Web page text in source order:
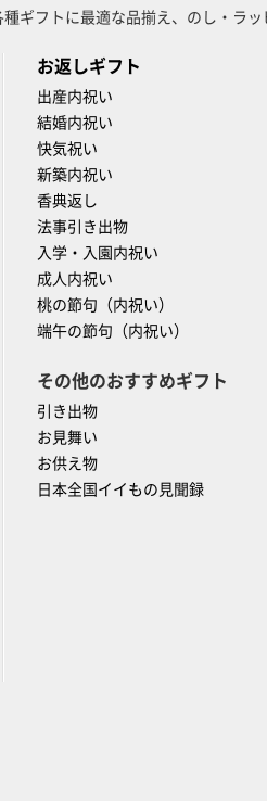
ギフトに最適な品揃え、のし・ラ
お返しギフト
出産内祝い
結婚内祝い
快気祝い
新築内祝い
香典返し
法事引き出物
入学・入園内祝い
成人内祝い
桃の節句（内祝い）
端午の節句（内祝い）
その他のおすすめギフト
引き出物
お見舞い
お供え物
日本全国イイもの見聞録